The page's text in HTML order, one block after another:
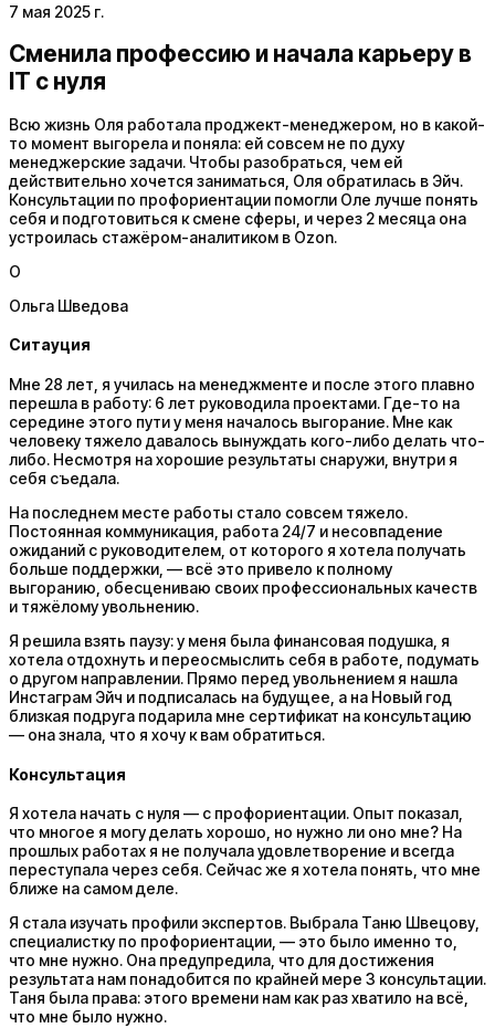
7 мая 2025 г.
Сменила профессию и начала карьеру в
IT с нуля
Всю жизнь Оля работала проджект-менеджером, но в какой-
то момент выгорела и поняла: ей совсем не по духу
менеджерские задачи. Чтобы разобраться, чем ей
действительно хочется заниматься, Оля обратилась в Эйч.
Консультации по профориентации помогли Оле лучше понять
себя и подготовиться к смене сферы, и через 2 месяца она
устроилась стажёром-аналитиком в Ozon.
О
Ольга Шведова
Ситауция
Мне 28 лет, я училась на менеджменте и после этого плавно
перешла в работу: 6 лет руководила проектами. Где-то на
середине этого пути у меня началось выгорание. Мне как
человеку тяжело давалось вынуждать кого-либо делать что-
либо. Несмотря на хорошие результаты снаружи, внутри я
себя съедала.
На последнем месте работы стало совсем тяжело.
Постоянная коммуникация, работа 24/7 и несовпадение
ожиданий с руководителем, от которого я хотела получать
больше поддержки, — всё это привело к полному
выгоранию, обесцениваю своих профессиональных качеств
и тяжёлому увольнению.
Я решила взять паузу: у меня была финансовая подушка, я
хотела отдохнуть и переосмыслить себя в работе, подумать
о другом направлении. Прямо перед увольнением я нашла
Инстаграм Эйч и подписалась на будущее, а на Новый год
близкая подруга подарила мне сертификат на консультацию
— она знала, что я хочу к вам обратиться.
Консультация
Я хотела начать с нуля — с профориентации. Опыт показал,
что многое я могу делать хорошо, но нужно ли оно мне? На
прошлых работах я не получала удовлетворение и всегда
переступала через себя. Сейчас же я хотела понять, что мне
ближе на самом деле.
Я стала изучать профили экспертов. Выбрала Таню Швецову,
специалистку по профориентации, — это было именно то,
что мне нужно. Она предупредила, что для достижения
результата нам понадобится по крайней мере 3 консультации.
Таня была права: этого времени нам как раз хватило на всё,
что мне было нужно.